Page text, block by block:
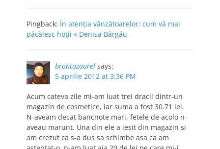
Pingback:În atenţia vânzătoarelor: cum vă mai
păcălesc hoţii « Denisa Bârgău
brontozaurel says:
5 aprilie 2012 at 3:36 PM
Acum cateva zile mi-am luat trei dracii dintr-un
magazin de cosmetice, iar suma a fost 30.71 lei.
N-aveam decat bancnote mari, fetele de acolo n-
aveau marunt. Una din ele a iesit din magazin si
am crezut ca s-a dus sa schimbe asa ca am